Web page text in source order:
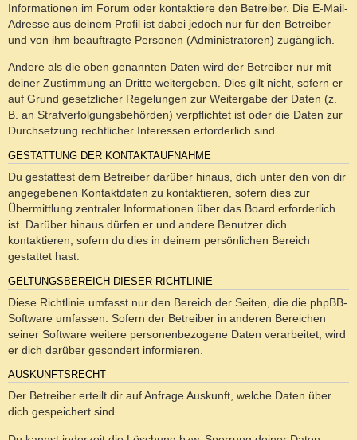
Informationen im Forum oder kontaktiere den Betreiber. Die E-Mail-
Adresse aus deinem Profil ist dabei jedoch nur für den Betreiber
und von ihm beauftragte Personen (Administratoren) zugänglich.
Andere als die oben genannten Daten wird der Betreiber nur mit
deiner Zustimmung an Dritte weitergeben. Dies gilt nicht, sofern er
auf Grund gesetzlicher Regelungen zur Weitergabe der Daten (z.
B. an Strafverfolgungsbehörden) verpflichtet ist oder die Daten zur
Durchsetzung rechtlicher Interessen erforderlich sind.
GESTATTUNG DER KONTAKTAUFNAHME
Du gestattest dem Betreiber darüber hinaus, dich unter den von dir
angegebenen Kontaktdaten zu kontaktieren, sofern dies zur
Übermittlung zentraler Informationen über das Board erforderlich
ist. Darüber hinaus dürfen er und andere Benutzer dich
kontaktieren, sofern du dies in deinem persönlichen Bereich
gestattet hast.
GELTUNGSBEREICH DIESER RICHTLINIE
Diese Richtlinie umfasst nur den Bereich der Seiten, die die phpBB-
Software umfassen. Sofern der Betreiber in anderen Bereichen
seiner Software weitere personenbezogene Daten verarbeitet, wird
er dich darüber gesondert informieren.
AUSKUNFTSRECHT
Der Betreiber erteilt dir auf Anfrage Auskunft, welche Daten über
dich gespeichert sind.